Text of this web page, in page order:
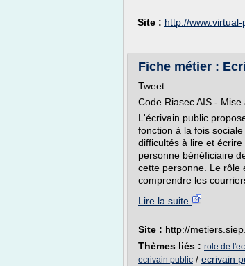
Site : http://
Fiche métier :
Tweet
Code Riasec AIS -
L'écrivain public
fonction à la fois
difficultés à lire et
personne bénéficiaire
cette personne. Le rôle
comprendre les
Lire la suite
Site : http://
Thèmes liés : role de
ecrivain public / ecrivain